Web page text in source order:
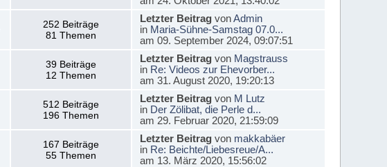
252 Beiträge
81 Themen
Letzter BeitragvonAdmin
in Maria-Sühne-Samstag 07.0...
am 09. September 2024, 09:07:51
39 Beiträge
12 Themen
Letzter Beitragvon Magstrauss
in Re: Videos zur Ehevorber...
am 31. August 2020, 19:20:13
512 Beiträge
196 Themen
Letzter Beitragvon M Lutz
in Der Zölibat, die Perle d...
am 29. Februar 2020, 21:59:09
167 Beiträge
55 Themen
Letzter Beitragvon makkabäer
in Re: Beichte/Liebesreue/A...
am 13. März 2020, 15:56:02